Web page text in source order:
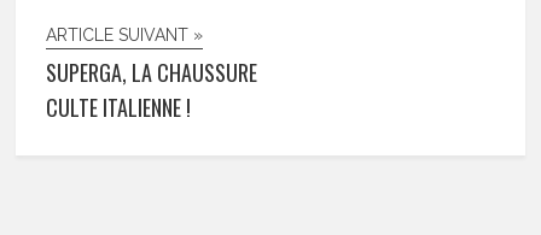
ARTICLE SUIVANT »
SUPERGA, LA CHAUSSURE
CULTE ITALIENNE !